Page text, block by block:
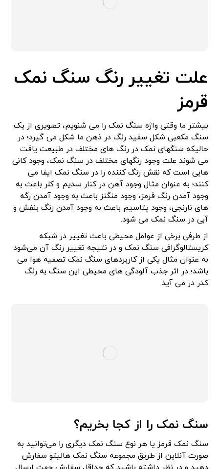
علت تغییر رنگ سنگ نمک
قرمز
بیشتر ما وقتی واژه سنگ نمک را می شنویم، تصویری از یک
سنگ مکعبی شکل سفید رنگ در ذهن ما شکل می گیرد؛ در
حالیکه سنگهای نمک در رنگ های مختلف در طبیعت یافت
می شوند علت وجود رنگهای مختلف در سنگ نمک، وجود کانی
هایی است که نقش رنگ کننده را در سنگ نمک ایفا می
کنند؛ به عنوان مثال وجود آهن در کنار سدیم و کلر باعث به
وجود آمدن رنگ قرمز، وجود منگنز باعث به وجود آمدن رگه
های نارنجی، وجود پتاسیم باعث به وجود آمدن رنگ بنفش و
آبی در سنگ نمک می شود.
از طرفی برخی از عوامل محیطی باعث تغییر در شبکه
کریستالوگرافی سنگ نمک و در نتیجه تغییر رنگ آن می‌شود
به عنوان مثال یکی از کاربردهای سنگ نمک تصفیه هوا می
باشد؛ در اثر جذب آلودگی های محیطی این سنگ به رنگ
کدر در می آید.
سنگ نمک را از کجا بخریم؟
سنگ نمک قرمز یا هر نوع سنگ نمک دیگری را می‌توانید به
صورت آنلاین از طریق مجموعه سنگ نمک هالیتو سفارش